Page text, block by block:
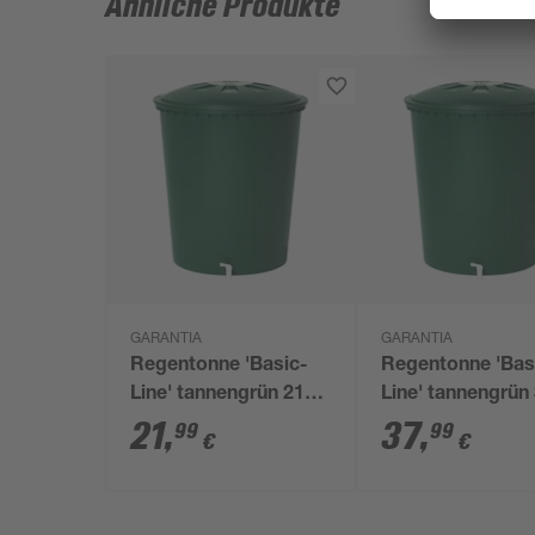
Ähnliche Produkte
GARANTIA
Regentonne 'Basic-
Line' tannengrün 210 l
mit Hahn
21,99 €
GARANTIA
Regentonne
Line' tannengrün
mit Hahn
37,99 €